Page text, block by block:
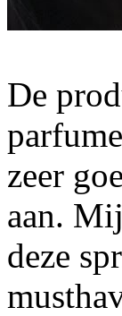
De
zeer
aan.
deze